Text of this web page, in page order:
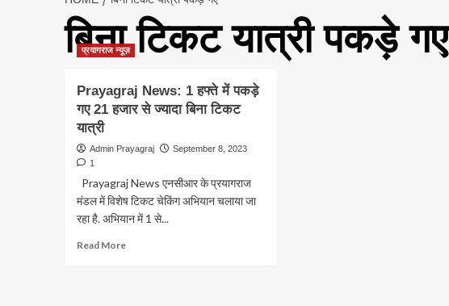
बिना टिकट यात्री पकड़े गए
प्रयागराज न्यूज़
Prayagraj News: 1 हफ्ते में पकड़े
गए 21 हजार से ज्यादा बिना टिकट
यात्री
Admin Prayagraj
September 8, 2023
1
Prayagraj News एनसीआर के प्रयागराज
मंडल में विशेष टिकट चेकिंग अभियान चलाया जा
रहा है. अभियान में 1 से...
Read MoreRead